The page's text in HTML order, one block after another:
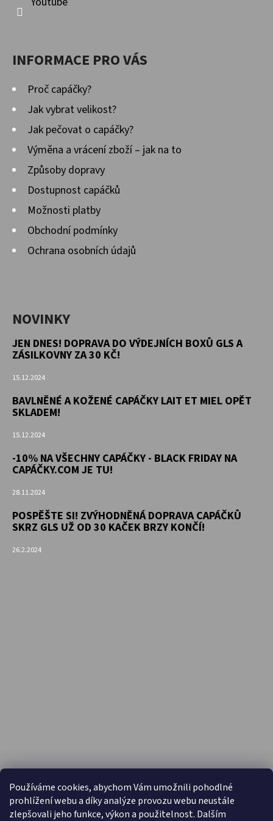
Používáme cookies, abychom Vám umožnili pohodlné
prohlížení webu a díky analýze provozu webu neustále
zlepšovali jeho funkce, výkon a použitelnost. Dalším
INFORMACE PRO VÁS
Proč capáčky?
Jak vybrat velikost?
Jak pečovat o capáčky?
Výměna a vrácení zboží – jak na to
Způsoby dopravy
Dostupnost capáčků
Možnosti platby
Obchodní podmínky
Ochrana osobních údajů
NOVINKY
JEN DNES! DOPRAVA DO VÝDEJNÍCH BOXŮ GLS A
ZÁSILKOVNY ZA 30 KČ!
15.12.2024
BAVLNĚNÉ A KOŽENÉ CAPÁČKY LAIT ET MIEL OPĚT
SKLADEM!
15.12.2024
-10% NA VŠECHNY CAPÁČKY - BLACK FRIDAY NA
CAPÁČKY.COM JE TU!
28.11.2024
POSPĚŠTE SI! ZVÝHODNĚNÁ DOPRAVA CAPÁČKŮ
SKRZ GLS UŽ OD 30 KAČEK BRZY KONČÍ!
26.2.2024
PŘIJÍMÁME ONLINE PLATBY